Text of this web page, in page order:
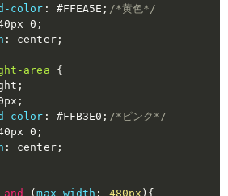
color : #FFEA5E ; /*黄色*/
0 ;
: center;
area
{
;
;
color : #FFB3E0 ; /*ピンク*/
0 ;
: center;
and (max-width : 480px ) {